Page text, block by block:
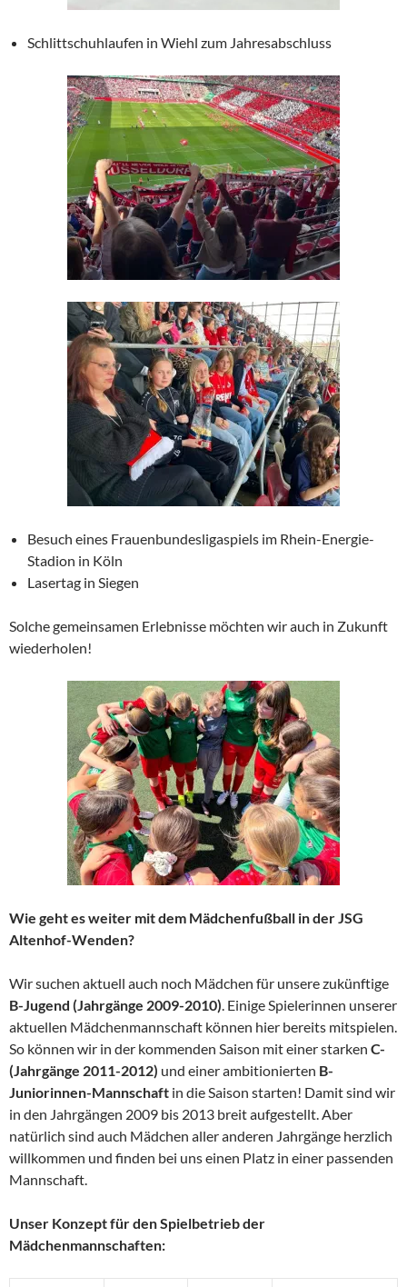
Schlittschuhlaufen in Wiehl zum Jahresabschluss
Besuch eines Frauenbundesligaspiels im Rhein-Energie-
Stadion in Köln
Lasertag in Siegen
Solche gemeinsamen Erlebnisse möchten wir auch in Zukunft
wiederholen!
Wie geht es weiter mit dem Mädchenfußball in der JSG
Altenhof-Wenden?
Wir suchen aktuell auch noch Mädchen für unsere zukünftige
B-Jugend (Jahrgänge 2009-2010). Einige Spielerinnen unserer
aktuellen Mädchenmannschaft können hier bereits mitspielen.
So können wir in der kommenden Saison mit einer starken C-
(Jahrgänge 2011-2012) und einer ambitionierten B-
Juniorinnen-Mannschaft in die Saison starten! Damit sind wir
in den Jahrgängen 2009 bis 2013 breit aufgestellt. Aber
natürlich sind auch Mädchen aller anderen Jahrgänge herzlich
willkommen und finden bei uns einen Platz in einer passenden
Mannschaft.
Unser Konzept für den Spielbetrieb der
Mädchenmannschaften: